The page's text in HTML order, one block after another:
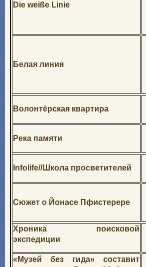
Die weiße Linie
Белая линия
Волонтёрская квартира
Река памяти
Infolife//Школа просветителей
Сюжет о Йонасе Пфистерере
Хроника поисковой
экспедиции
«Музей без гида» составит